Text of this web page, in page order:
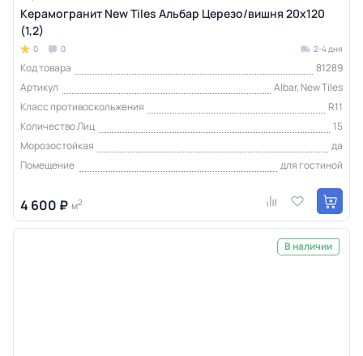
Керамогранит New Tiles Альбар Церезо/вишня 20x120
(1,2)
0 0 2-4 дня
Код товара
81289
Артикул
Albar, New Tiles
Класс противоскольжения
R11
Количество Лиц
15
Морозостойкая
да
Помещение
для гостиной
4 600 ₽ м2
В наличии